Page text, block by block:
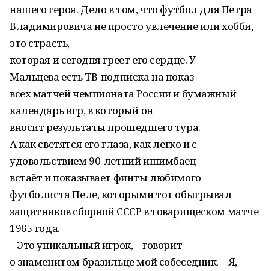
нашего героя. Дело в том, что футбол для Петра
Владимировича не просто увлечение или хобби,
это страсть,
которая и сегодня греет его сердце. У
Мальцева есть ТВ-подписка на показ
всех матчей чемпионата России и бумажный
календарь игр, в который он
вносит результаты прошедшего тура.
А как светятся его глаза, как легко и с
удовольствием 90-летний ишимбаец
встаёт и показывает финты любимого
футболиста Пеле, которыми тот обыгрывал
защитников сборной СССР в товарищеском матче
1965 года.
– Это уникальный игрок, – говорит
о знаменитом бразильце мой собеседник. – Я,